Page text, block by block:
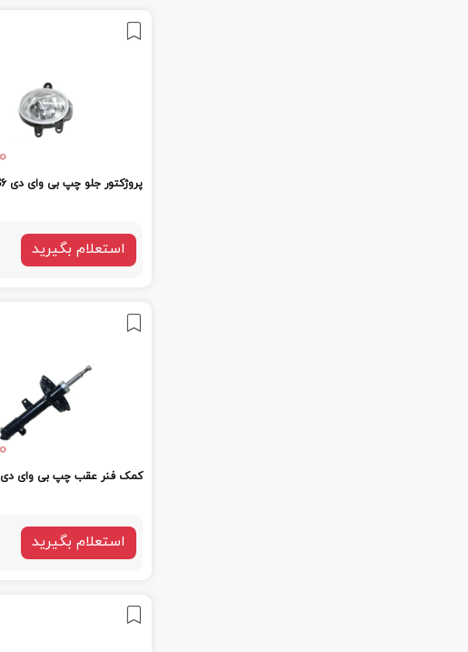
پروژکتور جلو چپ بی وای دی S6
استعلام بگیرید
کمک فنر عقب چپ بی وای دی S6
استعلام بگیرید